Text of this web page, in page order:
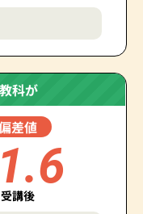
科が
差値
受講後